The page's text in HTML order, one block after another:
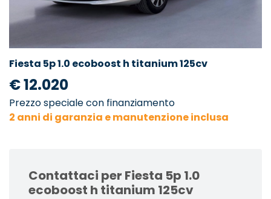
Fiesta 5p 1.0 ecoboost h titanium 125cv
€ 12.020
Prezzo speciale con finanziamento
2 anni di garanzia e manutenzione inclusa
Contattaci per Fiesta 5p 1.0
ecoboost h titanium 125cv